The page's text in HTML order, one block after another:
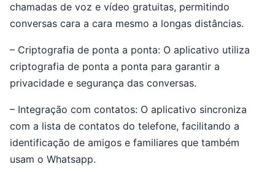
chamadas de voz e vídeo gratuitas, permitindo
conversas cara a cara mesmo a longas distâncias.
– Criptografia de ponta a ponta: O aplicativo utiliza
criptografia de ponta a ponta para garantir a
privacidade e segurança das conversas.
– Integração com contatos: O aplicativo sincroniza
com a lista de contatos do telefone, facilitando a
identificação de amigos e familiares que também
usam o Whatsapp.